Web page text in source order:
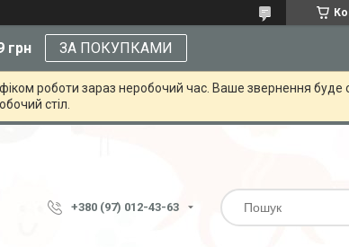
грн ЗА ПОКУПКАМИ
роботи зараз неробочий час. Ваше звернення буде
стіл.
+380 (97) 012-43-63